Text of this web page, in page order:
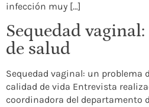
infección muy […]
Sequedad
de salud
Sequedad vaginal: un problema
calidad de vida Entrevista
coordinadora del departamento